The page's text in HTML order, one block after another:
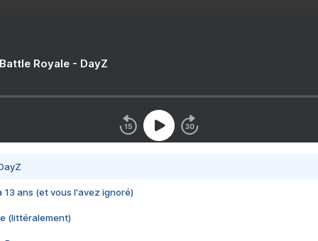
Royale - DayZ
13 ans (et vous l'avez ignoré)
(littéralement)